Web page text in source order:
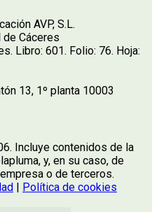
AVP, S.L.
Cáceres
Libro: 601. Folio: 76. Hoja:
13, 1º planta 10003
Incluye contenidos de la
y, en su caso, de
o de terceros.
Política de cookies